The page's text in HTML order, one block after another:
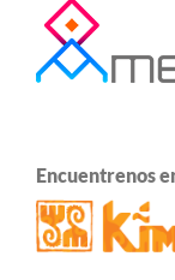
Encuentrenos